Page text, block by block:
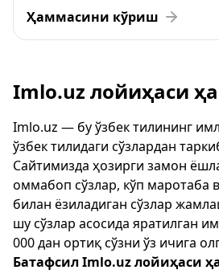
Ҳаммасини кўриш
Imlo.uz лойиҳаси
Imlo.uz — бу ўзбек тилининг
ўзбек тилидаги сўзлардан
Сайтимизда ҳозирги замон
оммабоп сўзлар, кўп маротаба
билан ёзиладиган сўзлар
шу сўзлар асосида яратилган
000 дан ортиқ сўзни ўз ичига
Батафсил Imlo.uz лойиҳаси